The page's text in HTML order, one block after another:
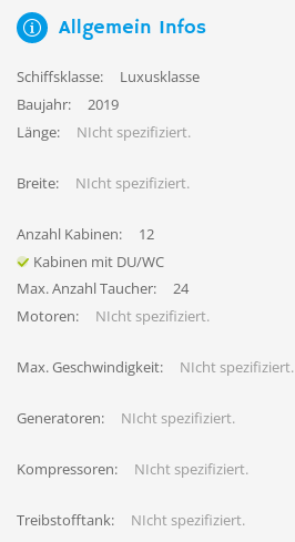
Allgemein Infos
Schiffsklasse:
Luxusklasse
Baujahr:
2019
Länge:
NIcht spezifiziert.
Breite: NIcht spezifiziert.
Anzahl Kabinen:
12
Kabinen mit DU/WC
Max. Anzahl Taucher:
24
Motoren:
NIcht spezifiziert.
Max. Geschwindigkeit: NIcht spezifiziert.
Generatoren: NIcht spezifiziert.
Kompressoren: NIcht spezifiziert.
Treibstofftank: NIcht spezifiziert.